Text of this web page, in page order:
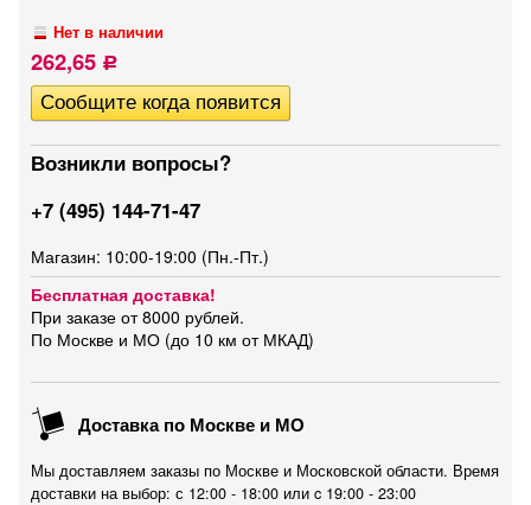
Нет в наличии
262,65 Р
Возникли вопросы?
+7 (495) 144-71-47
Магазин: 10:00-19:00 (Пн.-Пт.)
Бесплатная доставка!
При заказе от 8000 рублей.
По Москве и МО (до 10 км от МКАД)
Доставка по Москве и МО
Мы доставляем заказы по Москве и Московской области. Время
доставки на выбор: с 12:00 - 18:00 или c 19:00 - 23:00